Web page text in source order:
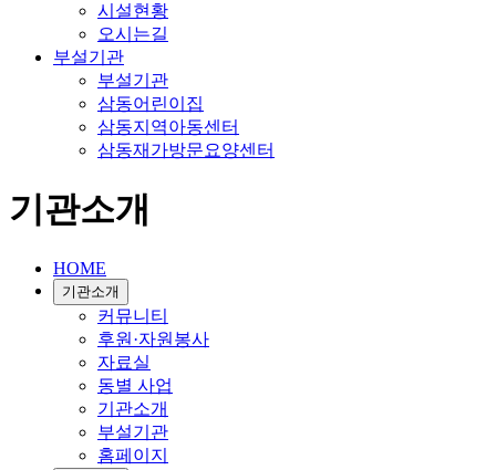
시설현황
오시는길
부설기관
부설기관
삼동어린이집
삼동지역아동센터
삼동재가방문요양센터
기관소개
HOME
기관소개
커뮤니티
후원·자원봉사
자료실
동별 사업
기관소개
부설기관
홈페이지